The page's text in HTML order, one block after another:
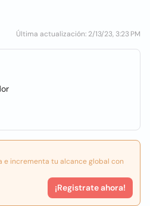
Última actualización: 2/13/23, 3:23 PM
e incrementa tu alcance global con
¡Registrate ahora!